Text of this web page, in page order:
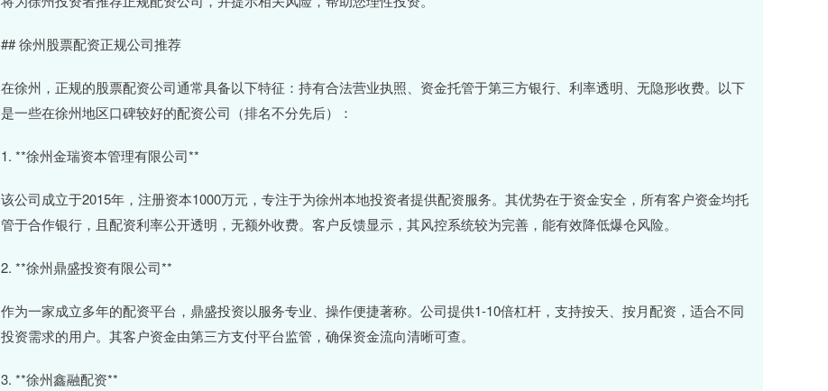
## 徐州股票配资正规公司推荐
在徐州，正规的股票配资公司通常具备以下特征：持有合法营业执照、资金托管于第三方银行、利率透明、无隐形收费。以下
是一些在徐州地区口碑较好的配资公司（排名不分先后）：
1. **徐州金瑞资本管理有限公司**
该公司成立于2015年，注册资本1000万元，专注于为徐州本地投资者提供配资服务。其优势在于资金安全，所有客户资金均托
管于合作银行，且配资利率公开透明，无额外收费。客户反馈显示，其风控系统较为完善，能有效降低爆仓风险。
2. **徐州鼎盛投资有限公司**
作为一家成立多年的配资平台，鼎盛投资以服务专业、操作便捷著称。公司提供1-10倍杠杆，支持按天、按月配资，适合不同
投资需求的用户。其客户资金由第三方支付平台监管，确保资金流向清晰可查。
3. **徐州鑫融配资**